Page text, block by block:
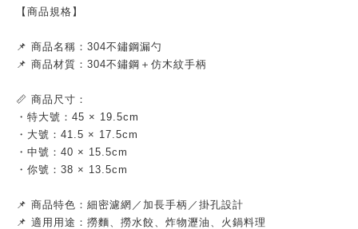
【商品規格】
📌 商品名稱：304不鏽鋼漏勺
📌 商品材質：304不鏽鋼＋仿木紋手柄
📏 商品尺寸：
・特大號：45 × 19.5cm
・大號：41.5 × 17.5cm
・中號：40 × 15.5cm
・你號：38 × 13.5cm
📌 商品特色：細密濾網／加長手柄／掛孔設計
📌 適用用途：撈麵、撈水餃、炸物瀝油、火鍋料理